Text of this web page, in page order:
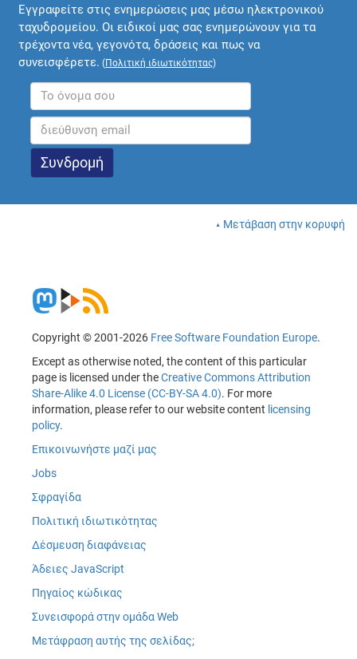
Εγγραφείτε στις ενημερώσεις μας μέσω ηλεκτρονικού
ταχυδρομείου. Οι ειδικοί μας σας ενημερώνουν για τα
τρέχοντα νέα, γεγονότα, δράσεις και πως να
συνεισφέρετε. (Πολιτική ιδιωτικότητας)
Μετάβαση στην κορυφή
Copyright © 2001-2026 Free Software Foundation Europe.
Except as otherwise noted, the content of this particular
page is licensed under theCreative Commons Attribution
Share-Alike 4.0 License (CC-BY-SA 4.0). For more
information, please refer to our website content licensing
policy.
Επικοινωνήστε μαζί μας
Jobs
Σφραγίδα
Πολιτική ιδιωτικότητας
Δέσμευση διαφάνειας
Άδειες JavaScript
Πηγαίος κώδικας
Συνεισφορά στην ομάδα Web
Μετάφραση αυτής της σελίδας;